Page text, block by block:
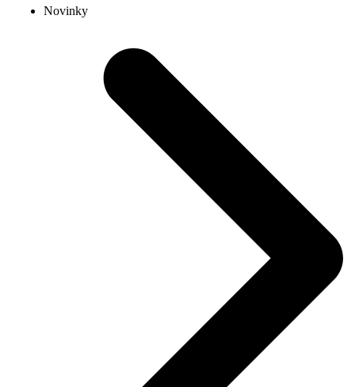
Novinky